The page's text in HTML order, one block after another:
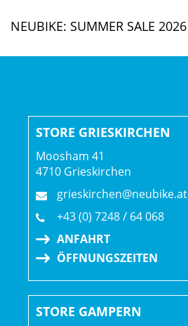
NEUBIKE: SUMMER SALE 2026
STORE GRIESKIRCHEN
Moosham 41
4710 Grieskirchen
grieskirchen@neubike.at
+43 (0) 7248 / 64 068
ANFAHRT
ÖFFNUNGSZEITEN
STORE GAMPERN